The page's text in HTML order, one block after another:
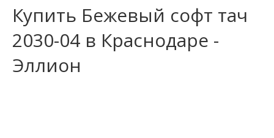
Купить Бежевый софт тач
2030-04 в Краснодаре -
Эллион